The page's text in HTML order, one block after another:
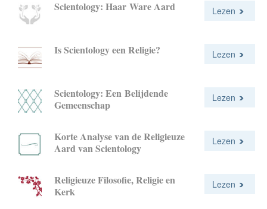
Scientology: Haar Ware Aard Lezen
Is Scientology een Religie? Lezen
Scientology: Een Belijdende
Gemeenschap
Lezen
Korte Analyse van de Religieuze
Aard van Scientology
Lezen
Religieuze Filosofie, Religie en
Kerk
Lezen